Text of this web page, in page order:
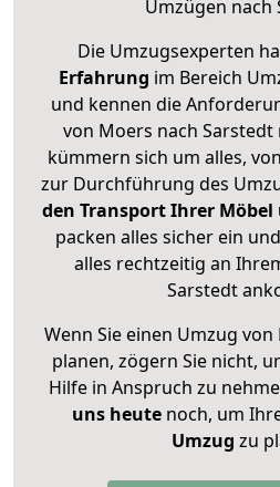
Umzügen nach
Die Umzugsexperten
Erfahrung im Bereich
und kennen die
von Moers nach
kümmern sich um alles,
zur Durchführung des
den Transport Ihrer
packen alles sicher ein
alles rechtzeitig an
Sarstedt
Wenn Sie einen Umzug
planen, zögern Sie nicht,
Hilfe in Anspruch zu
uns heutenoch, um
Umzug zu